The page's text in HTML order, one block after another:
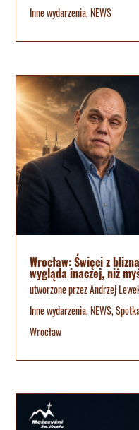
Inne wydarzenia,NEWS
Wrocław: Święci z
wygląda inaczej, niż
utworzone przezAndrzej
Inne wydarzenia,NEWS,
Wrocław